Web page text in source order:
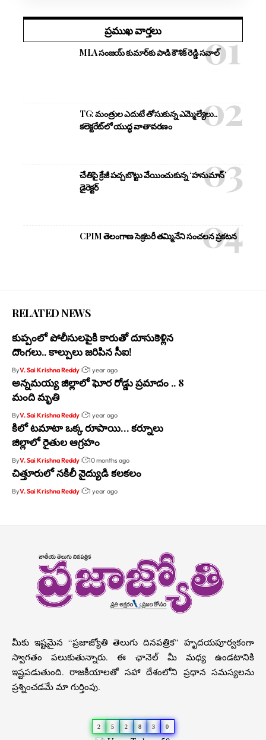
ప్రముఖ వార్తలు
MLA సంజయ్ కుమార్‌కు పాడి కౌశిక్ రెడ్డి సవాల్
TG: మంత్రుల ఎదుటే తోసుకున్న ఎమ్మెల్యేలు..
కలెక్టరేట్‌లో యుద్ధ వాతావరణం
చేతిపై క్రేజీ పచ్చబొట్టు వేయించుకున్న ‘హనుమాన్’
డైరెక్టర్
CPIM తెలంగాణ సెక్రటరీ తమ్మినేని సంచలన ప్రకటన
RELATED NEWS
కుప్పంలో పోలీసులపైకి కారుతో దూసుకెళ్లిన
దొంగలు.. కాల్పులు జరిపిన సీఐ!
ByV. Sai Krishna Reddy 1 year ago
అన్నమయ్య జిల్లాలో ఘోర రోడ్డు ప్రమాదం .. 8
మంది మృతి
ByV. Sai Krishna Reddy 1 year ago
కిలో టమాటా ఒక్క రూపాయి… కర్నూలు
జిల్లాలో రైతుల ఆగ్రహం
ByV. Sai Krishna Reddy 10 months ago
చిత్తూరులో నకిలీ వైద్యుడి కలకలం
ByV. Sai Krishna Reddy 1 year ago
మీకు ఇష్టమైన “ప్రజాజ్యోతి తెలుగు దినపత్రిక” హృదయపూర్వకంగా
స్వాగతం పలుకుతున్నారు. ఈ ఛానెల్ మీ మధ్య ఉండటానికి
ఇష్టపడుతుంది. రాజకీయాలతో సహా దేశంలోని ప్రధాన సమస్యలను
ప్రశ్నించడమే మా గుర్తింపు.
2 5 2 8 3 0